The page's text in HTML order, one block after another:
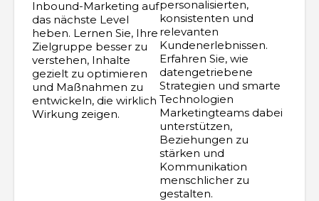
Inbound-Marketing auf
das nächste Level
heben. Lernen Sie, Ihre
Zielgruppe besser zu
verstehen, Inhalte
gezielt zu optimieren
und Maßnahmen zu
entwickeln, die wirklich
Wirkung zeigen.
personalisierten,
konsistenten und
relevanten
Kundenerlebnissen.
Erfahren Sie, wie
datengetriebene
Strategien und smarte
Technologien
Marketingteams dabei
unterstützen,
Beziehungen zu
stärken und
Kommunikation
menschlicher zu
gestalten.